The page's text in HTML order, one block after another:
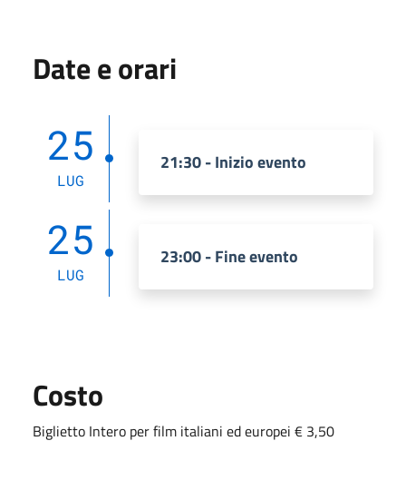
Date e orari
25
LUG
21:30 - Inizio evento
25
LUG
23:00 - Fine evento
Costo
Biglietto Intero per film italiani ed europei € 3,50